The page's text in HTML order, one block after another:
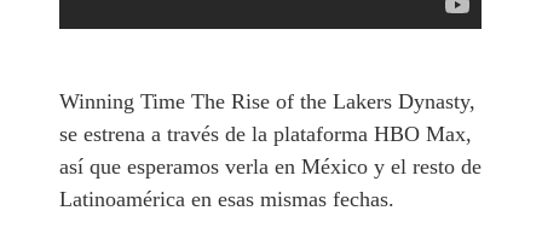
Winning Time The Rise of the Lakers Dynasty,
se estrena a través de la plataforma HBO Max,
así que esperamos verla en México y el resto de
Latinoamérica en esas mismas fechas.